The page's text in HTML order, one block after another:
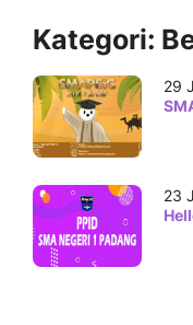
Kategori:
29
23